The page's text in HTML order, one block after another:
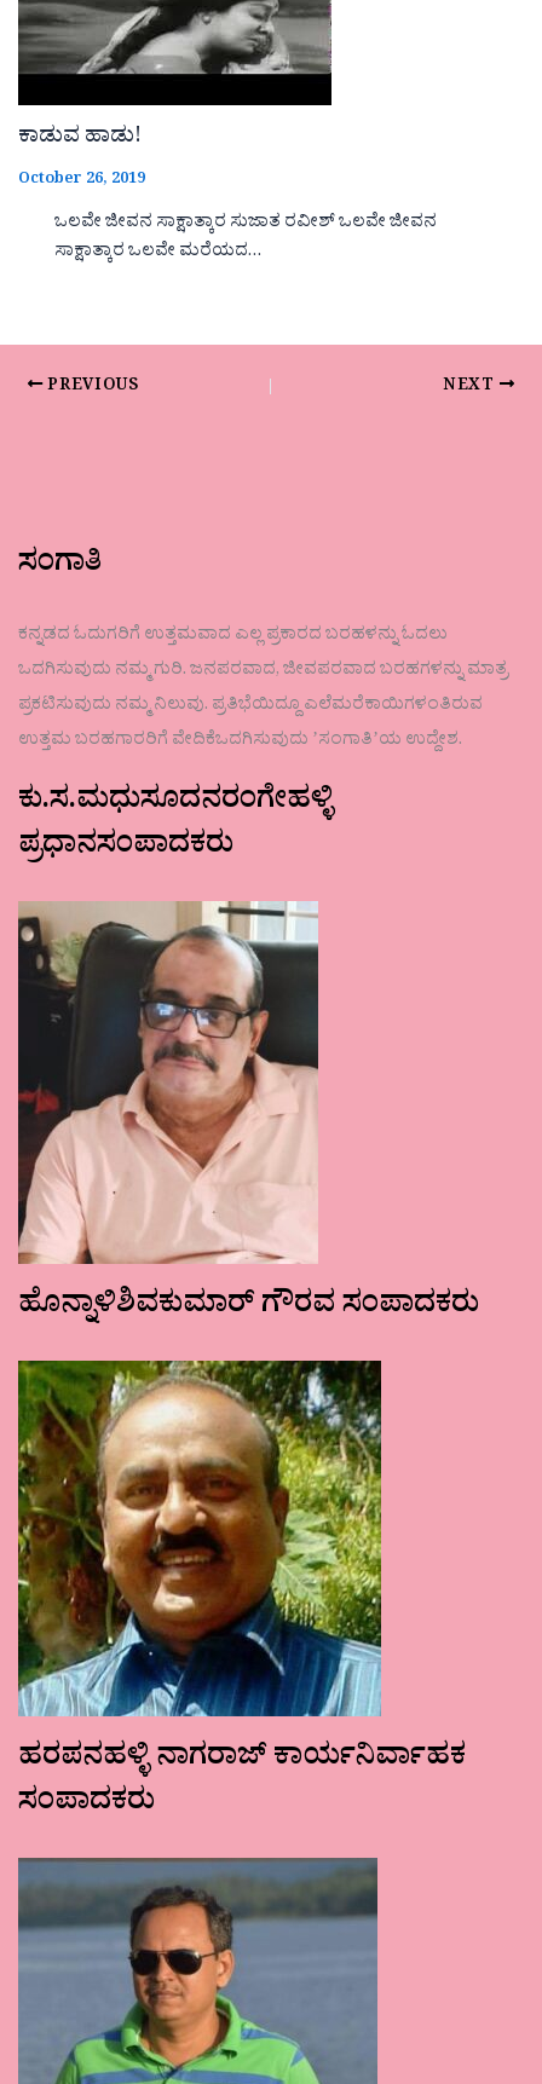
ಕಾಡುವ ಹಾಡು!
October 26, 2019
ಒಲವೇ ಜೀವನ ಸಾಕ್ಷಾತ್ಕಾರ ಸುಜಾತ ರವೀಶ್ ಒಲವೇ ಜೀವನ
ಸಾಕ್ಷಾತ್ಕಾರ ಒಲವೇ ಮರೆಯದ…
PREVIOUS NEXT
ಸಂಗಾತಿ
ಕನ್ನಡದ ಓದುಗರಿಗೆ ಉತ್ತಮವಾದ ಎಲ್ಲ ಪ್ರಕಾರದ ಬರಹಳನ್ನು ಓದಲು
ಒದಗಿಸುವುದು ನಮ್ಮ ಗುರಿ. ಜನಪರವಾದ, ಜೀವಪರವಾದ ಬರಹಗಳನ್ನು ಮಾತ್ರ
ಪ್ರಕಟಿಸುವುದು ನಮ್ಮ ನಿಲುವು. ಪ್ರತಿಭೆಯಿದ್ದೂ ಎಲೆಮರೆಕಾಯಿಗಳಂತಿರುವ
ಉತ್ತಮ ಬರಹಗಾರರಿಗೆ ವೇದಿಕೆಒದಗಿಸುವುದು ʼಸಂಗಾತಿʼಯ ಉದ್ದೇಶ.
ಕು.ಸ.ಮಧುಸೂದನರಂಗೇಹಳ್ಳಿ
ಪ್ರಧಾನಸಂಪಾದಕರು
ಹೊನ್ನಾಳಿಶಿವಕುಮಾರ್ ಗೌರವ ಸಂಪಾದಕರು
ಹರಪನಹಳ್ಳಿ ನಾಗರಾಜ್ ಕಾರ್ಯನಿರ್ವಾಹಕ
ಸಂಪಾದಕರು